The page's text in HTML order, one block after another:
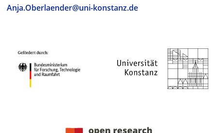
Anja.Oberlaender@uni-konstanz.de